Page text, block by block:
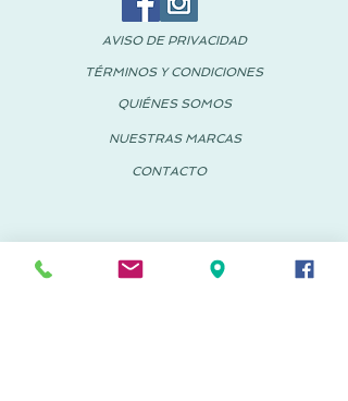
© 2018 PACHUS España-México
AVISO DE PRIVACIDAD
TÉRMINOS Y CONDICIONES
QUIÉNES SOMOS
NUESTRAS MARCAS
CONTACTO